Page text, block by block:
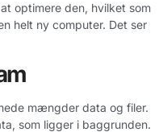
optimere den, hvilket som
helt ny computer. Det ser
mængder data og filer.
som ligger i baggrunden.